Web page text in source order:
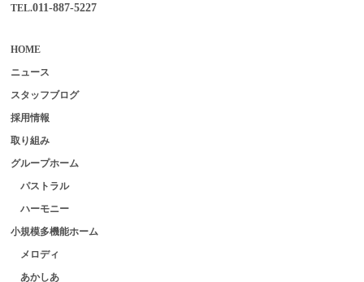
TEL.011-887-5227
HOME
ニュース
スタッフブログ
採用情報
取り組み
グループホーム
パストラル
ハーモニー
小規模多機能ホーム
メロディ
あかしあ